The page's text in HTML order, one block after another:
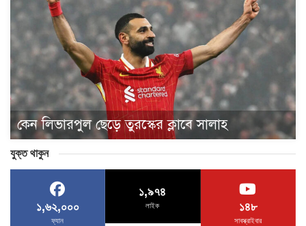
কেন লিভারপুল ছেড়ে তুরস্কের ক্লাবে সালাহ
যুক্ত থাকুন
১,৬২,০০০
ফ্যান
১,৯৭৪
লাইক ১৪৮
সাবস্ক্রাইবার